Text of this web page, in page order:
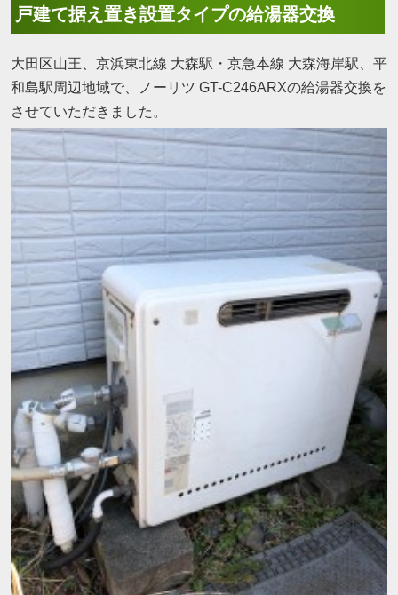
戸建て据え置き設置タイプの給湯器交換
大田区山王、京浜東北線 大森駅・京急本線 大森海岸駅、平
和島駅周辺地域で、ノーリツ GT-C246ARXの給湯器交換を
させていただきました。